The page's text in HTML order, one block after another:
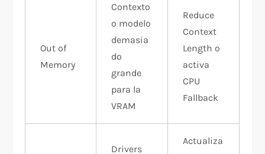
Out of
Memory
Contexto
o modelo
demasia
do
grande
para la
VRAM
Reduce
Context
Length o
activa
CPU
Fallback
Drivers
Actualiza